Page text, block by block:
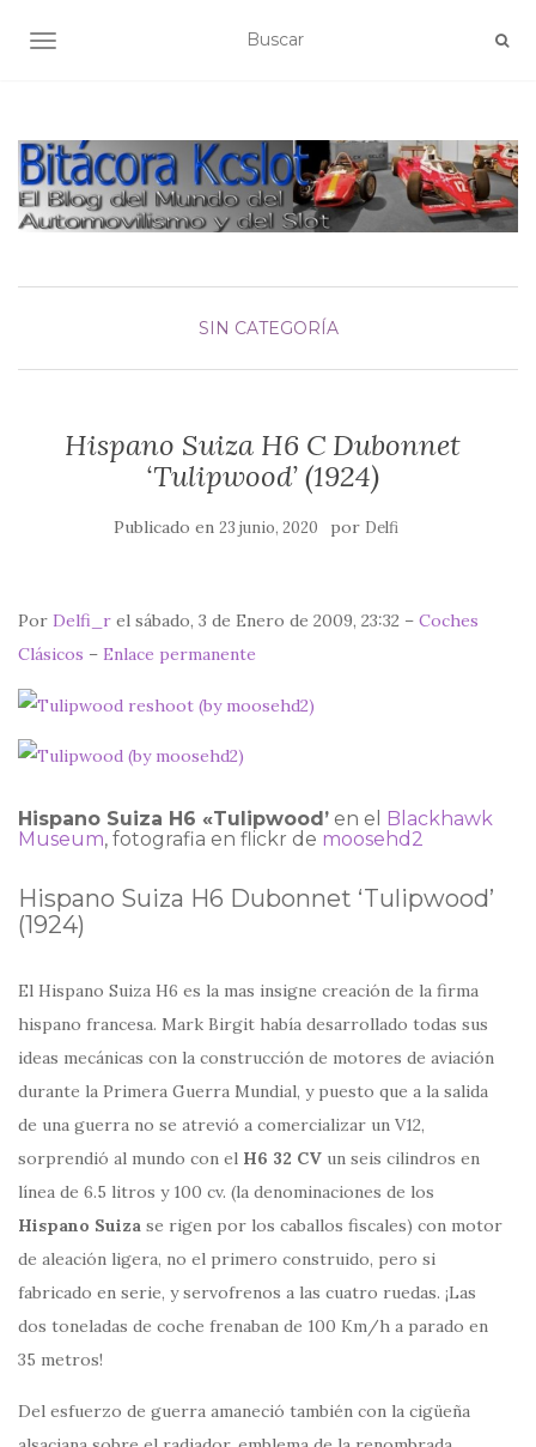
ALTERNAR NAVEGACIÓN
SIN CATEGORÍA
Hispano Suiza H6 C Dubonnet
‘Tulipwood’ (1924)
Publicado en 23 junio, 2020 por Delfi
Por Delfi_r el sábado, 3 de Enero de 2009, 23:32 – Coches
Clásicos – Enlace permanente
Hispano Suiza H6 «Tulipwood’ en el Blackhawk
Museum, fotografia en flickr de moosehd2
Hispano Suiza H6 Dubonnet ‘Tulipwood’
(1924)
El Hispano Suiza H6 es la mas insigne creación de la firma
hispano francesa. Mark Birgit había desarrollado todas sus
ideas mecánicas con la construcción de motores de aviación
durante la Primera Guerra Mundial, y puesto que a la salida
de una guerra no se atrevió a comercializar un V12,
sorprendió al mundo con el H6 32 CV un seis cilindros en
línea de 6.5 litros y 100 cv. (la denominaciones de los
Hispano Suiza se rigen por los caballos fiscales) con motor
de aleación ligera, no el primero construido, pero si
fabricado en serie, y servofrenos a las cuatro ruedas. ¡Las
dos toneladas de coche frenaban de 100 Km/h a parado en
35 metros!
Del esfuerzo de guerra amaneció también con la cigüeña